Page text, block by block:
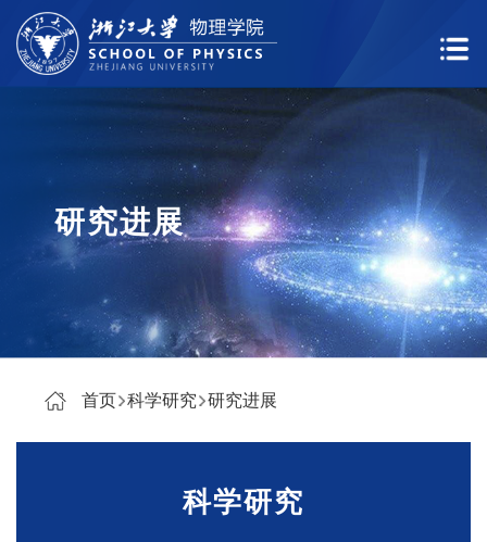
研究进展
首页 科学研究 研究进展
科学研究